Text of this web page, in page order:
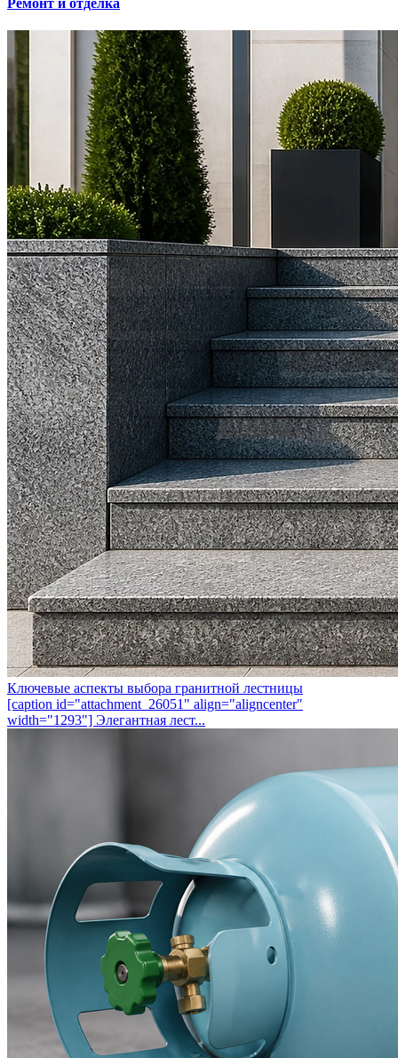
Ремонт и отделка
Ключевые аспекты выбора гранитной лестницы
[caption id="attachment_26051" align="aligncenter"
width="1293"] Элегантная лест...